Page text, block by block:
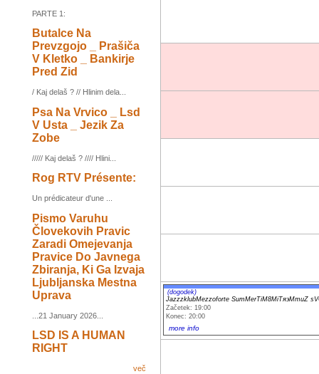
PARTE 1:
Butalce Na
Prevzgojo _ Prašiča
V Kletko _ Bankirje
Pred Zid
/ Kaj delaš ? // Hlinim dela...
Psa Na Vrvico _ Lsd
V Usta _ Jezik Za
Zobe
///// Kaj delaš ? //// Hlini...
Rog RTV Présente:
Un prédicateur d'une ...
Pismo Varuhu
Človekovih Pravic
Zaradi Omejevanja
Pravice Do Javnega
Zbiranja, Ki Ga Izvaja
Ljubljanska Mestna
Uprava
...21 January 2026...
LSD IS A HUMAN
RIGHT
več
(dogodek)
JazzzklubMezzoforte SumMerTiM8MiTяэMmuZ
Začetek: 19:00
Konec: 20:00
more info